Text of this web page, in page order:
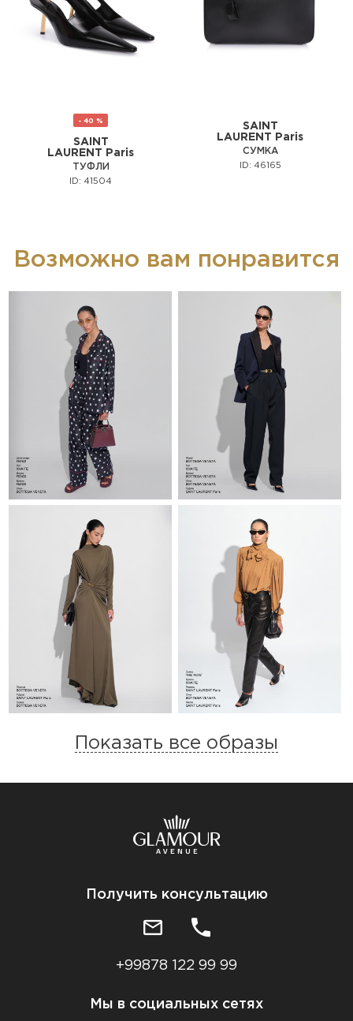
- 40 %
SAINT
LAURENT Paris
ТУФЛИ
ID: 41504
SAINT
LAURENT Paris
СУМКА
ID: 46165
Возможно вам понравится
Показать все образы
Получить консультацию
+99878 122 99 99
Мы в социальных сетях